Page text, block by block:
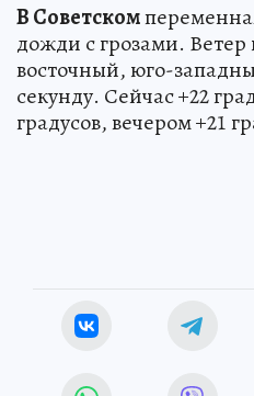
В Советском
дожди с грозами.
восточный, юго-
секунду. Сейчас +22
градусов, вечером +21